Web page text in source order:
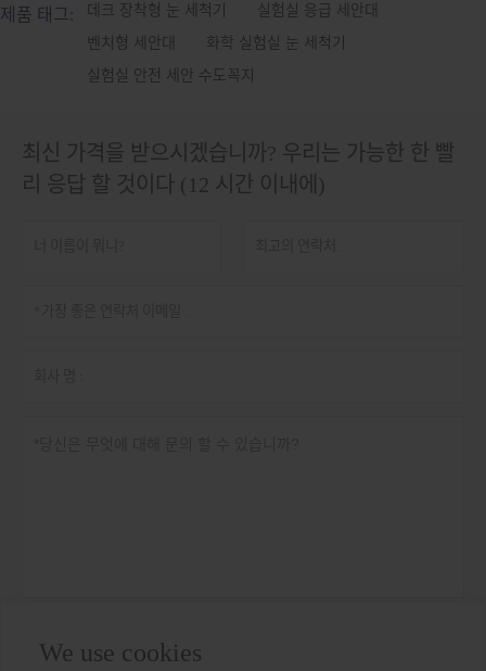
제품 태그: 데크 장착형 눈 세척기
실험실 응급 세안대
벤치형 세안대
화학 실험실 눈 세척기
실험실 안전 세안 수도꼭지
최신 가격을 받으시겠습니까? 우리는 가능한 한 빨
리 응답 할 것이다 (12 시간 이내에)
We use cookies